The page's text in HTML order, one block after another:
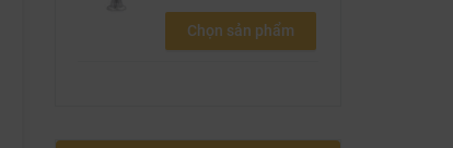
Chọn sản phẩm